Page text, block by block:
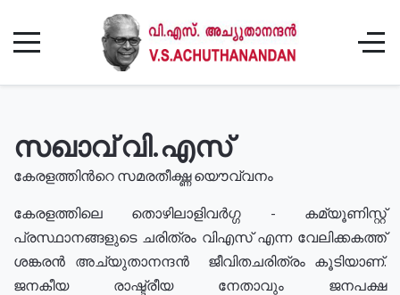
സഖാവ് വി.എസ്
കേരളത്തിൻറെ സമരതീക്ഷ്ണ യൌവ്വനം
കേരളത്തിലെ തൊഴിലാളിവർഗ്ഗ - കമ്യൂണിസ്റ്റ്
പ്രസ്ഥാനങ്ങളുടെ ചരിത്രം വിഎസ് എന്ന വേലിക്കകത്ത്
ശങ്കരൻ അച്യുതാനന്ദൻ ജീവിതചരിത്രം കൂടിയാണ്.
ജനകീയ രാഷ്ട്രീയ നേതാവും ജനപക്ഷ